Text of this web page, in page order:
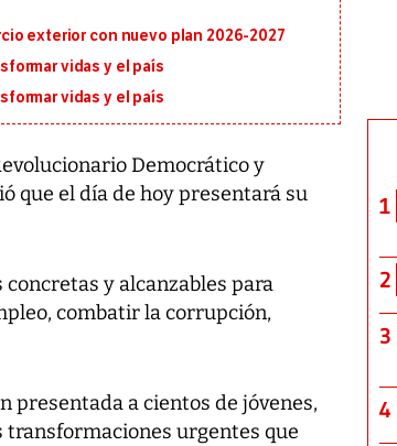
exterior con nuevo plan 2026-2027
vidas y el país
vidas y el país
Democrático y
que el día de hoy presentará su
y alcanzables para
combatir la corrupción,
presentada a cientos de jóvenes,
transformaciones urgentes que
1
2
3
4